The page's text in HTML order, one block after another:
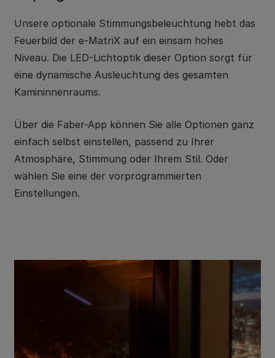
Unsere optionale Stimmungsbeleuchtung hebt das
Feuerbild der e-MatriX auf ein einsam hohes
Niveau. Die LED-Lichtoptik dieser Option sorgt für
eine dynamische Ausleuchtung des gesamten
Kamininnenraums.
Über die Faber-App können Sie alle Optionen ganz
einfach selbst einstellen, passend zu Ihrer
Atmosphäre, Stimmung oder Ihrem Stil. Oder
wählen Sie eine der vorprogrammierten
Einstellungen.